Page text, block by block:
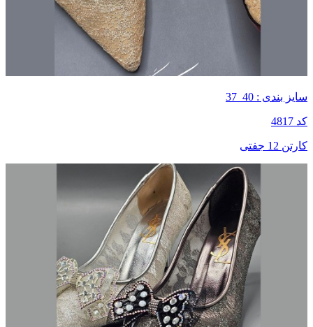
سایز بندی : 40_37
کد 4817
کارتن 12 جفتی